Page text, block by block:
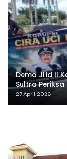
Demo Jilid II
Sultra
27 April 2026